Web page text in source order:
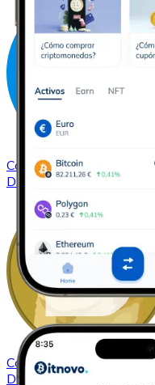
ComprarDash con
DASH
ComprarDogecoincon
DOGE